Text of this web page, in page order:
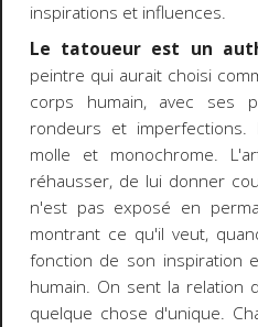
inspirations et influences.
Le tatoueur est un
peintre qui aurait choisi
corps humain, avec ses
rondeurs et
molle et monochrome.
réhausser, de lui donner
n'est pas exposé en
montrant ce qu'il veut,
fonction de son inspiration
humain. On sent la relation
quelque chose d'unique.